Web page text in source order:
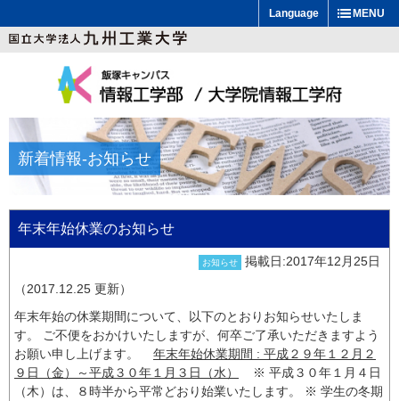
MENU
Language
新着情報-お知らせ
年末年始休業のお知らせ
お知らせ
掲載日:2017年12月25日
（2017.12.25 更新）
年末年始の休業期間について、以下のとおりお知らせいたしま
す。 ご不便をおかけいたしますが、何卒ご了承いただきますよう
お願い申し上げます。
年末年始休業期間 : 平成２９年１２月２
９日（金）～平成３０年１月３日（水）
※ 平成３０年１月４日
（木）は、８時半から平常どおり始業いたします。 ※ 学生の冬期